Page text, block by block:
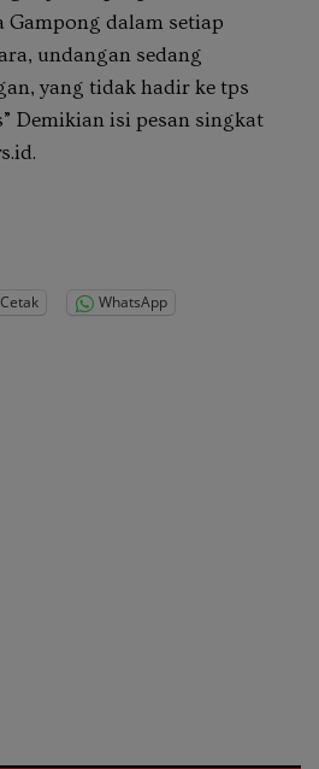
Gampong dalam setiap
undangan sedang
yang tidak hadir ke tps
Demikian isi pesan singkat
Cetak
WhatsApp